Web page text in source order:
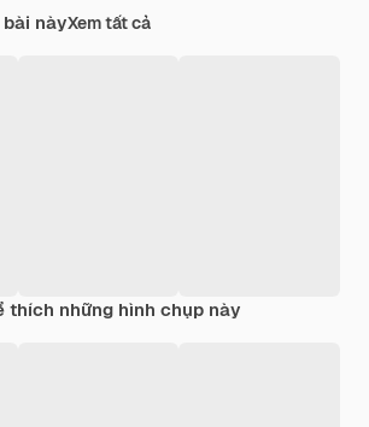
nàyXem tất cả
thích những hình chụp này